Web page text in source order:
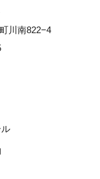
川南822−4